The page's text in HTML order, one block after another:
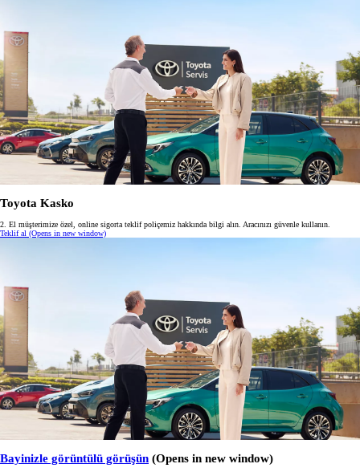
Toyota Kasko
2. El müşterimize özel, online sigorta teklif poliçemiz hakkında bilgi alın. Aracınızı güvenle kullanın.
Teklif al (Opens in new window)
Bayinizle görüntülü görüşün (Opens in new window)